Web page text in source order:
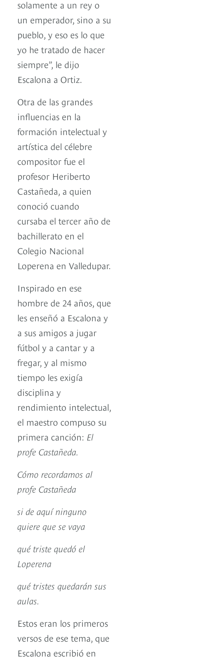
solamente a un rey o
un emperador, sino a su
pueblo, y eso es lo que
yo he tratado de hacer
siempre”, le dijo
Escalona a Ortiz.
Otra de las grandes
influencias en la
formación intelectual y
artística del célebre
compositor fue el
profesor Heriberto
Castañeda, a quien
conoció cuando
cursaba el tercer año de
bachillerato en el
Colegio Nacional
Loperena en Valledupar.
Inspirado en ese
hombre de 24 años, que
les enseñó a Escalona y
a sus amigos a jugar
fútbol y a cantar y a
fregar, y al mismo
tiempo les exigía
disciplina y
rendimiento intelectual,
el maestro compuso su
primera canción: El
profe Castañeda.
Cómo recordamos al
profe Castañeda
si de aquí ninguno
quiere que se vaya
qué triste quedó el
Loperena
qué tristes quedarán sus
aulas.
Estos eran los primeros
versos de ese tema, que
Escalona escribió en